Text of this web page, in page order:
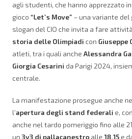
agli studenti, che hanno apprezzato
gioco “Let’s Move” – una variante del
slogan del CIO che invita a fare
storia delle Olimpiadi con Giuseppe
atleti, tra i quali anche Alessandra
Giorgia Cesarini da Parigi 2024,
centrale.
La manifestazione prosegue anche
l’apertura degli stand federali e,
anche nel tardo pomeriggio fino alle
un 3v3 di pallacanestro alle 18.15 e